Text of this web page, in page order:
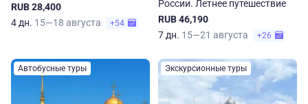
RUB 28,400
4 дн. 15—18 августа +54
России. Летнее путешествие
RUB 46,190
7 дн. 15—21 августа +26
Автобусные туры Экскурсионные туры